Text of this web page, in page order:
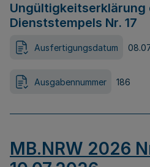
Ungültigkeitserklärung
Dienststempels Nr. 17
Ausfertigungsdatum
Ausgabennummer 186
MB.NRW 2026